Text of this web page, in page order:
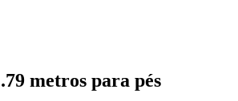
metros para pés